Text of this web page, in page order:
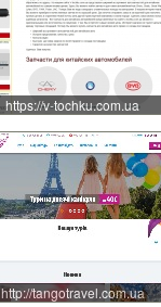
https://v-tochku.com.ua
http://tangotravel.com.ua